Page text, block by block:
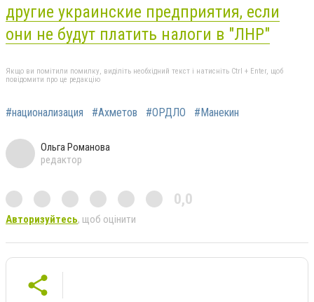
другие украинские предприятия, если
они не будут платить налоги в "ЛНР"
Якщо ви помітили помилку, виділіть необхідний текст і натисніть Ctrl + Enter, щоб
повідомити про це редакцію
#национализация #Ахметов #ОРДЛО #Манекин
Ольга Романова
редактор
0,0
Авторизуйтесь, щоб оцінити